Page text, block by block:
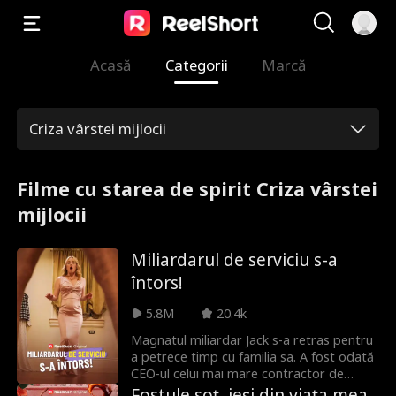
Acasă Categorii Marcă
Criza vârstei mijlocii
Filme cu starea de spirit Criza vârstei
mijlocii
Miliardarul de serviciu s-a
întors!
5.8M
20.4k
Magnatul miliardar Jack s-a retras pentru
a petrece timp cu familia sa. A fost odată
CEO-ul celui mai mare contractor de
apărare din lume, dar acum nu este doar